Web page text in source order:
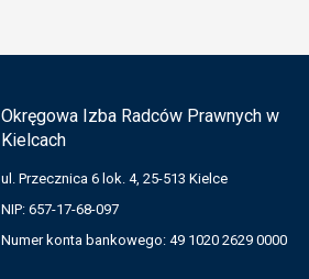
Okręgowa Izba Radców Prawnych w
Kielcach
ul. Przecznica 6 lok. 4, 25-513 Kielce
NIP: 657-17-68-097
Numer konta bankowego: 49 1020 2629 0000